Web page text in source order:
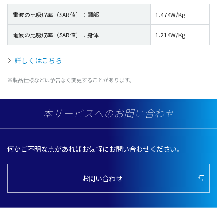
電波の比吸収率（SAR値）：頭部 1.474W/Kg
電波の比吸収率（SAR値）：身体 1.214W/Kg
詳しくはこちら
※製品仕様などは予告なく変更することがあります。
本サービスへのお問い合わせ
何かご不明な点があればお気軽にお問い合わせください。
お問い合わせ